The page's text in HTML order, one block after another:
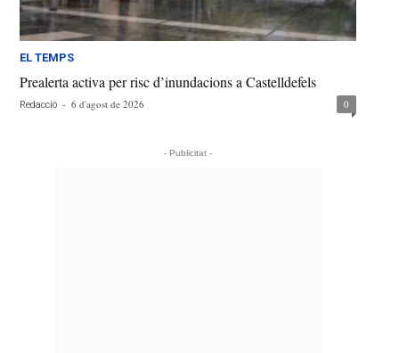
EL TEMPS
Prealerta activa per risc d’inundacions a Castelldefels
Redacció - 6 d'agost de 2026 0
- Publicitat -